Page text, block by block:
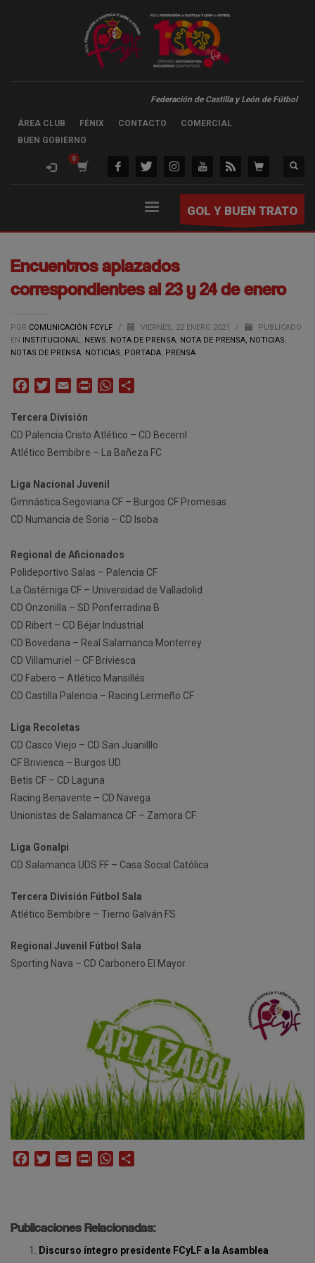
Federación de Castilla y León de Fútbol
ÁREA CLUB FÉNIX CONTACTO
COMERCIAL
BUEN GOBIERNO
GOL Y BUEN TRATO
Encuentros aplazados
correspondientes al 23 y 24 de enero
POR COMUNICACIÓN FCYLF / VIERNES, 22 ENERO 2021 /
PUBLICADO
EN INSTITUCIONAL, NEWS, NOTA DE PRENSA, NOTA DE PRENSA, NOTICIAS,
NOTAS DE PRENSA, NOTICIAS, PORTADA, PRENSA
FacebookTwitterEmail Print WhatsApp
Tercera División
CD Palencia Cristo Atlético – CD Becerril
Atlético Bembibre – La Bañeza FC
Liga Nacional Juvenil
Gimnástica Segoviana CF – Burgos CF Promesas
CD Numancia de Soria – CD Isoba
Regional de Aficionados
Polideportivo Salas – Palencia CF
La Cistérniga CF – Universidad de Valladolid
CD Onzonilla – SD Ponferradina B
CD Ribert – CD Béjar Industrial
CD Bovedana – Real Salamanca Monterrey
CD Villamuriel – CF Briviesca
CD Fabero – Atlético Mansillés
CD Castilla Palencia – Racing Lermeño CF
Liga Recoletas
CD Casco Viejo – CD San Juanilllo
CF Briviesca – Burgos UD
Betis CF – CD Laguna
Racing Benavente – CD Navega
Unionistas de Salamanca CF – Zamora CF
Liga Gonalpi
CD Salamanca UDS FF – Casa Social Católica
Tercera División Fútbol Sala
Atlético Bembibre – Tierno Galván FS
Regional Juvenil Fútbol Sala
Sporting Nava – CD Carbonero El Mayor
FacebookTwitterEmail Print WhatsApp
Publicaciones Relacionadas:
Discurso íntegro presidente FCyLF a la Asamblea